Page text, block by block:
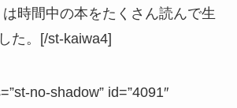
時間中の本をたくさん読んで生
た。[/st-kaiwa4]
no-shadow” id=”4091″